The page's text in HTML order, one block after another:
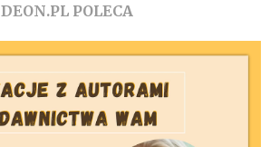
DEON.PL POLECA